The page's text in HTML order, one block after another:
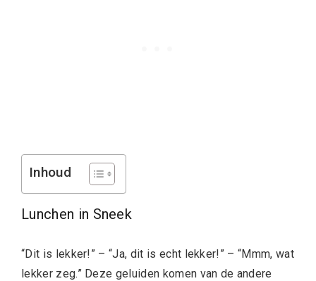
Inhoud
Lunchen in Sneek
“Dit is lekker!” – “Ja, dit is echt lekker!” – “Mmm, wat
lekker zeg.” Deze geluiden komen van de andere